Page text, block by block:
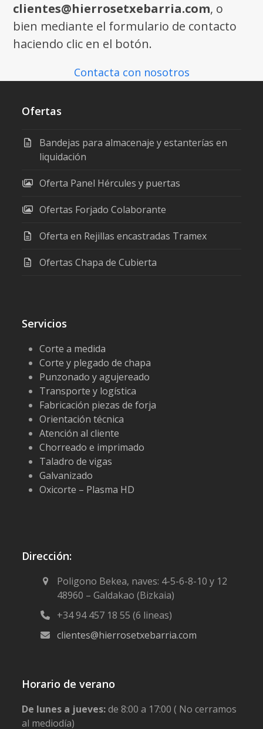
clientes@hierrosetxebarria.com, o
bien mediante el formulario de contacto
haciendo clic en el botón.
Contacta con nosotros
Ofertas
Bandejas para almacenaje y estanterías en
liquidación
Oferta Panel Hércules y puertas
Ofertas Forjado Colaborante
Oferta en Rejillas encastradas Tramex
Ofertas Chapa de Cubierta
Servicios
Corte a medida
Corte y plegado de chapa
Punzonado y agujereado
Transporte y logística
Fabricación piezas de forja
Orientación técnica
Atención al cliente
Chorreado e imprimado
Taladro de vigas
Galvanizado
Oxicorte – Plasma HD
Dirección:
Poligono Bekea, naves: 4-5-6-8-10 y 12
48960 – Galdakao (Bizkaia)
+34 94 457 18 55 (6 lineas)
clientes@hierrosetxebarria.com
Horario de verano
De lunes a jueves:de 8:00 a 17:00 ( No cerramos
al mediodía)